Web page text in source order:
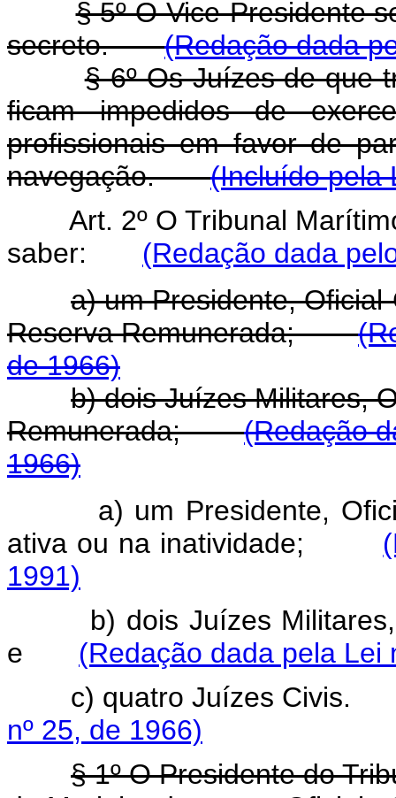
§ 5º O Vice-Presidente
secreto.(Redação dada
§ 6º Os Juízes de que
ficam impedidos de
profissionais em favor de
navegação.(Incluído pela
Art. 2º O Tribunal
saber: (Redação dada
a) um Presidente,
Reserva Remunerada;
de 1966)
b) dois Juízes Militares,
Remunerada;(Redação
1966)
a) um Presidente,
ativa ou na inatividade;
1991)
b) dois Juízes Militares,
e (Redação dada pela Lei
c) quatro Juízes
nº 25, de 1966)
§ 1º O Presidente do